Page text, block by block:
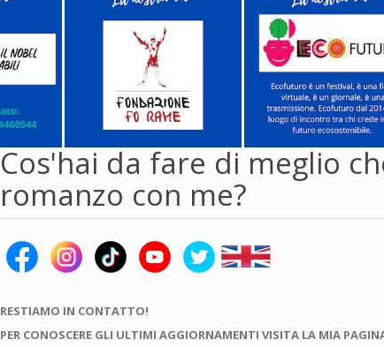
Cos'hai da fare di meglio
romanzo con me?
RESTIAMO IN CONTATTO!
PER CONOSCERE GLI ULTIMI AGGIORNAMENTI VISITA LA MIA